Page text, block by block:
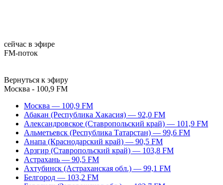
сейчас в эфире
FM-поток
Вернуться к эфиру
Москва - 100,9 FM
Москва — 100,9 FM
Абакан (Республика Хакасия) — 92,0 FM
Александровское (Ставропольский край) — 101,9 FM
Альметьевск (Республика Татарстан) — 99,6 FM
Анапа (Краснодарский край) — 90,5 FM
Арзгир (Ставропольский край) — 103,8 FM
Астрахань — 90,5 FM
Ахтубинск (Астраханская обл.) — 99,1 FM
Белгород — 103,2 FM